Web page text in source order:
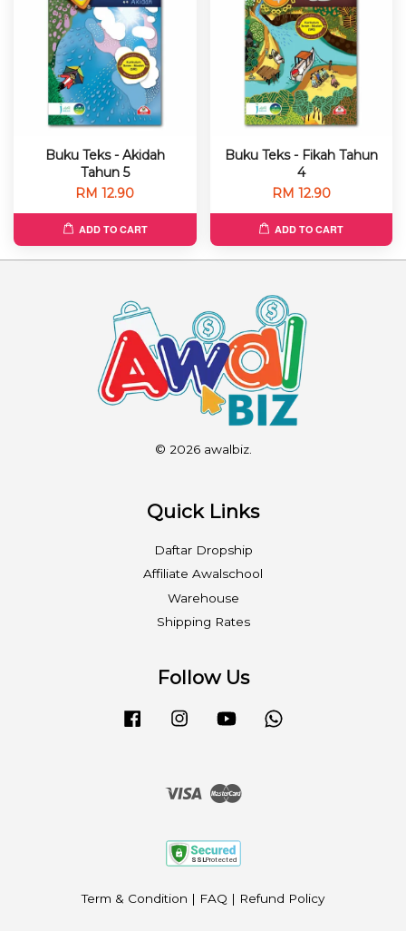
Buku Teks - Akidah
Tahun 5
RM 12.90
ADD TO CART
Buku Teks - Fikah Tahun
4
RM 12.90
ADD TO CART
© 2026 awalbiz.
Quick Links
Daftar Dropship
Affiliate Awalschool
Warehouse
Shipping Rates
Follow Us
FacebookInstagramYouTube
Visa Master
Term & Condition | FAQ | Refund Policy